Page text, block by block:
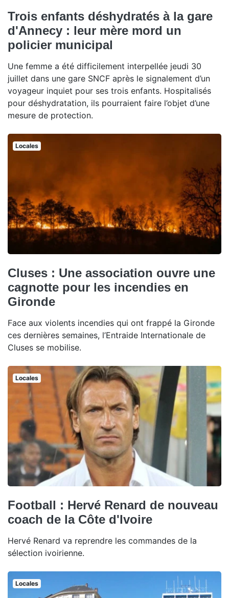
Trois enfants déshydratés à la gare
d'Annecy : leur mère mord un
policier municipal
Une femme a été difficilement interpellée jeudi 30
juillet dans une gare SNCF après le signalement d’un
voyageur inquiet pour ses trois enfants. Hospitalisés
pour déshydratation, ils pourraient faire l’objet d’une
mesure de protection.
Locales
Cluses : Une association ouvre une
cagnotte pour les incendies en
Gironde
Face aux violents incendies qui ont frappé la Gironde
ces dernières semaines, l’Entraide Internationale de
Cluses se mobilise.
Locales
Football : Hervé Renard de nouveau
coach de la Côte d'Ivoire
Hervé Renard va reprendre les commandes de la
sélection ivoirienne.
Locales